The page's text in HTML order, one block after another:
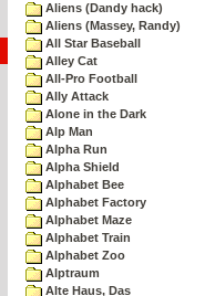
Aliens (Dandy hack)
Aliens (Massey, Randy)
All Star Baseball
Alley Cat
All-Pro Football
Ally Attack
Alone in the Dark
Alp Man
Alpha Run
Alpha Shield
Alphabet Bee
Alphabet Factory
Alphabet Maze
Alphabet Train
Alphabet Zoo
Alptraum
Alte Haus, Das